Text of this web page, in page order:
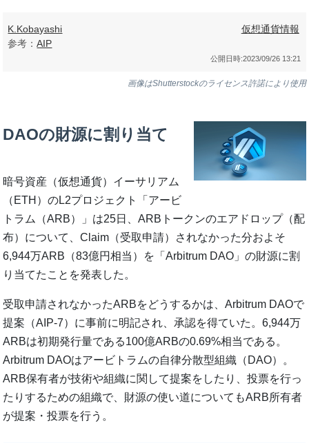
K.Kobayashi
参考：AIP
仮想通貨情報
公開日時:2023/09/26 13:21
画像はShutterstockのライセンス許諾により使用
DAOの財源に割り当て
暗号資産（仮想通貨）イーサリアム
（ETH）のL2プロジェクト「アービ
トラム（ARB）」は25日、ARBトークンのエアドロップ（配
布）について、Claim（受取申請）されなかった分およそ
6,944万ARB（83億円相当）を「Arbitrum DAO」の財源に割
り当てたことを発表した。
受取申請されなかったARBをどうするかは、Arbitrum DAOで
提案（AIP-7）に事前に明記され、承認を得ていた。6,944万
ARBは初期発行量である100億ARBの0.69%相当である。
Arbitrum DAOはアービトラムの自律分散型組織（DAO）。
ARB保有者が技術や組織に関して提案をしたり、投票を行っ
たりするための組織で、財源の使い道についてもARB所有者
が提案・投票を行う。